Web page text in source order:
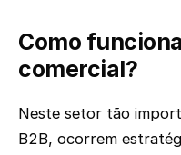
Como
comercial?
Neste setor tão
B2B, ocorrem